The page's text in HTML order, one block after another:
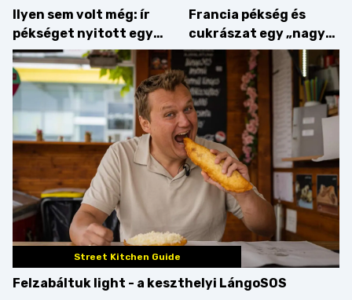
Ilyen sem volt még: ír
pékséget nyitott egy
Dublinból hazatért pár
Francia pékség és
cukrászat egy „nagy
csipetnyi” empátiával
Street Kitchen Guide
Felzabáltuk light - a keszthelyi LángoSOS